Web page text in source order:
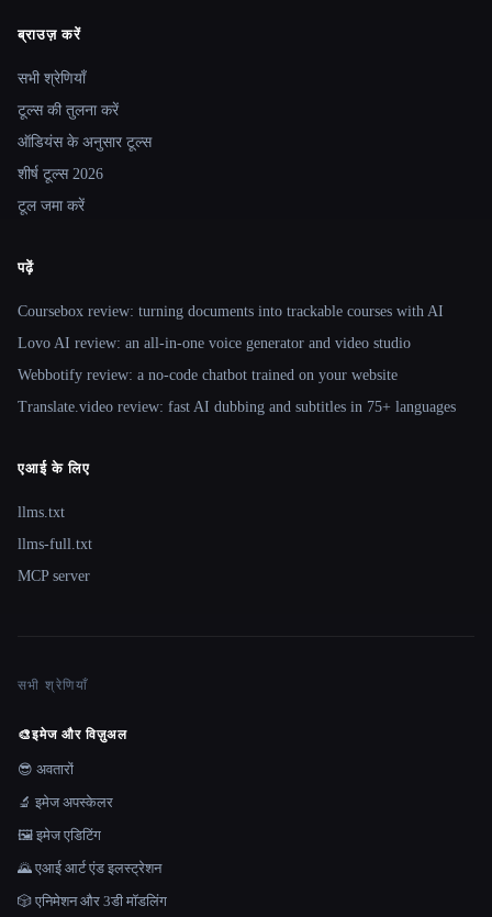
Site navigation
ब्राउज़ करें
सभी श्रेणियाँ
टूल्स की तुलना करें
ऑडियंस के अनुसार टूल्स
शीर्ष टूल्स 2026
टूल जमा करें
पढ़ें
Coursebox review: turning documents into trackable courses with AI
Lovo AI review: an all-in-one voice generator and video studio
Webbotify review: a no-code chatbot trained on your website
Translate.video review: fast AI dubbing and subtitles in 75+ languages
एआई के लिए
llms.txt
llms-full.txt
MCP server
सभी श्रेणियाँ
🎨इमेज और विज़ुअल
😎 अवतारों
🔬 इमेज अपस्केलर
🖼️ इमेज एडिटिंग
🌄 एआई आर्ट एंड इलस्ट्रेशन
🎲 एनिमेशन और 3डी मॉडलिंग